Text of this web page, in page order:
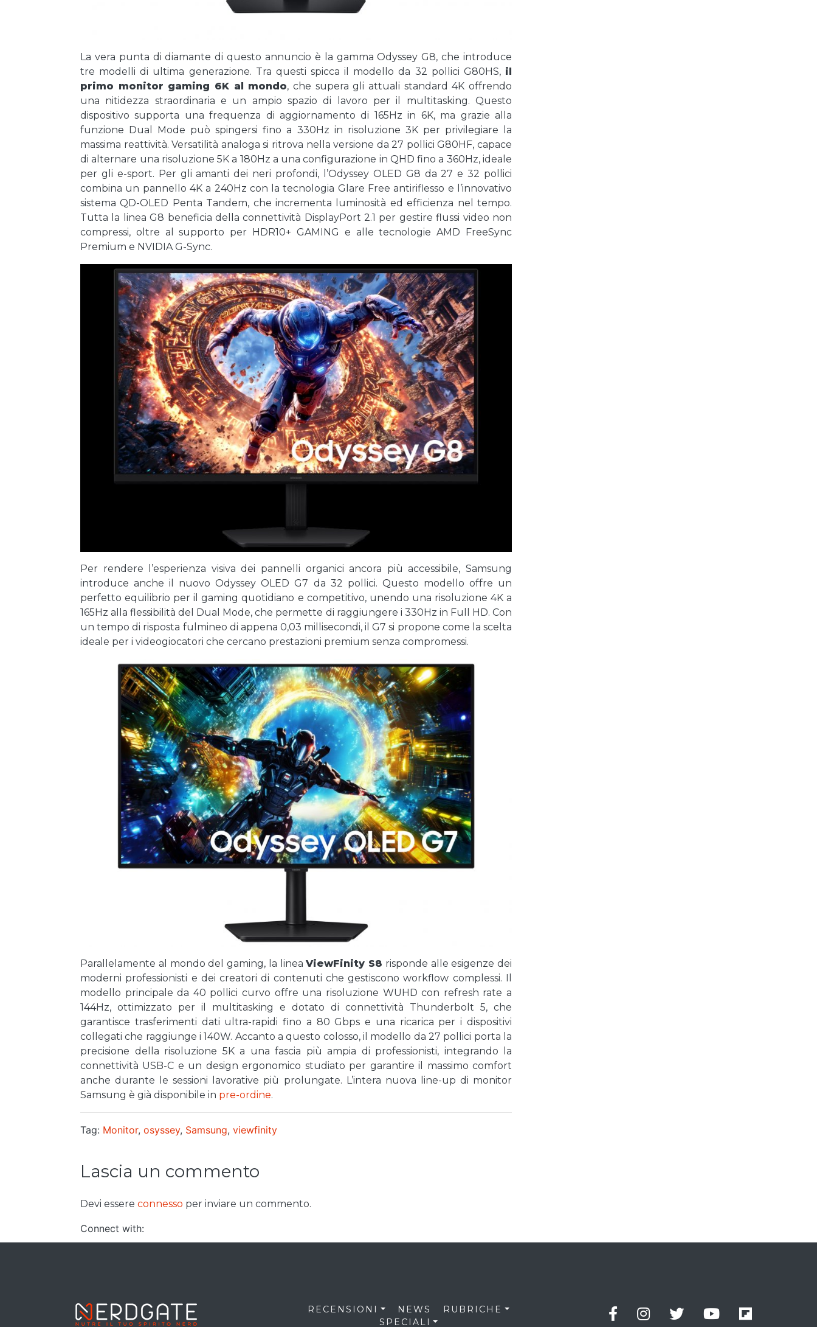
La vera punta di diamante di questo annuncio è la gamma Odyssey G8, che introduce
tre modelli di ultima generazione. Tra questi spicca il modello da 32 pollici G80HS, il
primo monitor gaming 6K al mondo, che supera gli attuali standard 4K offrendo
una nitidezza straordinaria e un ampio spazio di lavoro per il multitasking. Questo
dispositivo supporta una frequenza di aggiornamento di 165Hz in 6K, ma grazie alla
funzione Dual Mode può spingersi fino a 330Hz in risoluzione 3K per privilegiare la
massima reattività. Versatilità analoga si ritrova nella versione da 27 pollici G80HF, capace
di alternare una risoluzione 5K a 180Hz a una configurazione in QHD fino a 360Hz, ideale
per gli e-sport. Per gli amanti dei neri profondi, l’Odyssey OLED G8 da 27 e 32 pollici
combina un pannello 4K a 240Hz con la tecnologia Glare Free antiriflesso e l’innovativo
sistema QD-OLED Penta Tandem, che incrementa luminosità ed efficienza nel tempo.
Tutta la linea G8 beneficia della connettività DisplayPort 2.1 per gestire flussi video non
compressi, oltre al supporto per HDR10+ GAMING e alle tecnologie AMD FreeSync
Premium e NVIDIA G-Sync.
Per rendere l’esperienza visiva dei pannelli organici ancora più accessibile, Samsung
introduce anche il nuovo Odyssey OLED G7 da 32 pollici. Questo modello offre un
perfetto equilibrio per il gaming quotidiano e competitivo, unendo una risoluzione 4K a
165Hz alla flessibilità del Dual Mode, che permette di raggiungere i 330Hz in Full HD. Con
un tempo di risposta fulmineo di appena 0,03 millisecondi, il G7 si propone come la scelta
ideale per i videogiocatori che cercano prestazioni premium senza compromessi.
Parallelamente al mondo del gaming, la lineaViewFinity S8 risponde alle esigenze dei
moderni professionisti e dei creatori di contenuti che gestiscono workflow complessi. Il
modello principale da 40 pollici curvo offre una risoluzione WUHD con refresh rate a
144Hz, ottimizzato per il multitasking e dotato di connettività Thunderbolt 5, che
garantisce trasferimenti dati ultra-rapidi fino a 80 Gbps e una ricarica per i dispositivi
collegati che raggiunge i 140W. Accanto a questo colosso, il modello da 27 pollici porta la
precisione della risoluzione 5K a una fascia più ampia di professionisti, integrando la
connettività USB-C e un design ergonomico studiato per garantire il massimo comfort
anche durante le sessioni lavorative più prolungate. L’intera nuova line-up di monitor
Samsung è già disponibile in pre-ordine.
Tag: Monitor, osyssey, Samsung, viewfinity
Lascia un commento
Devi essere connesso per inviare un commento.
Connect with:
RECENSIONI NEWS
RUBRICHE
SPECIALI